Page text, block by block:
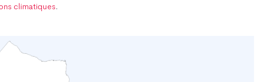
climatiques.